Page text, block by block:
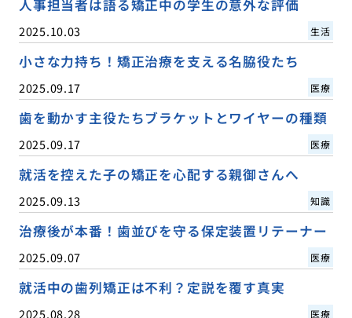
人事担当者は語る矯正中の学生の意外な評価
2025.10.03 生活
小さな力持ち！矯正治療を支える名脇役たち
2025.09.17 医療
歯を動かす主役たちブラケットとワイヤーの種類
2025.09.17 医療
就活を控えた子の矯正を心配する親御さんへ
2025.09.13 知識
治療後が本番！歯並びを守る保定装置リテーナー
2025.09.07 医療
就活中の歯列矯正は不利？定説を覆す真実
2025.08.28 医療